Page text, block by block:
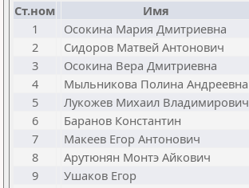
Ст.ном Имя
1
Осокина Мария Дмитриевна
2
Сидоров Матвей Антонович
3
Осокина Вера Дмитриевна
4
Мыльникова Полина Андреевна
5
Лукожев Михаил Владимирович
6
Баранов Константин
7
Макеев Егор Антонович
8
Арутюнян Монтэ Айкович
9
Ушаков Егор